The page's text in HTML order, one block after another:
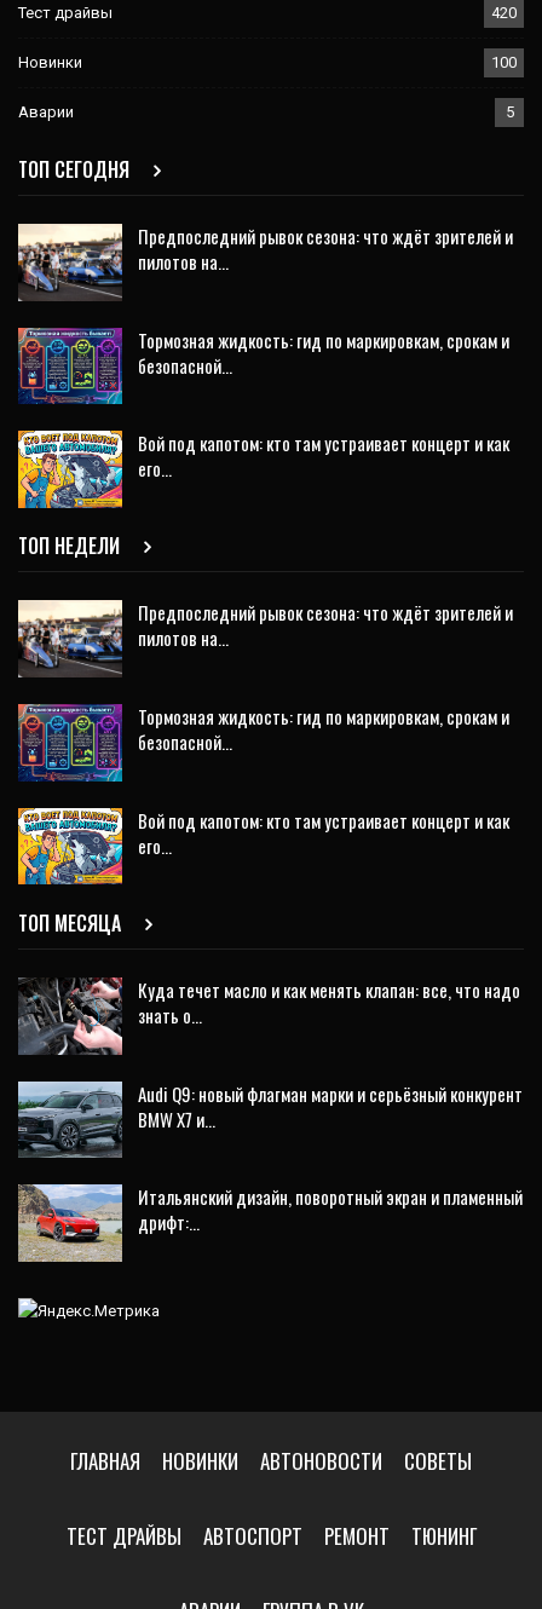
Тест драйвы 420
Новинки 100
Аварии 5
ТОП СЕГОДНЯ
Предпоследний рывок сезона: что ждёт зрителей и
пилотов на…
Тормозная жидкость: гид по маркировкам, срокам и
безопасной…
Вой под капотом: кто там устраивает концерт и как
его…
ТОП НЕДЕЛИ
Предпоследний рывок сезона: что ждёт зрителей и
пилотов на…
Тормозная жидкость: гид по маркировкам, срокам и
безопасной…
Вой под капотом: кто там устраивает концерт и как
его…
ТОП МЕСЯЦА
Куда течет масло и как менять клапан: все, что надо
знать о…
Audi Q9: новый флагман марки и серьёзный конкурент
BMW X7 и…
Итальянский дизайн, поворотный экран и пламенный
дрифт:…
ГЛАВНАЯ НОВИНКИ АВТОНОВОСТИ СОВЕТЫ
ТЕСТ ДРАЙВЫ АВТОСПОРТ РЕМОНТ ТЮНИНГ